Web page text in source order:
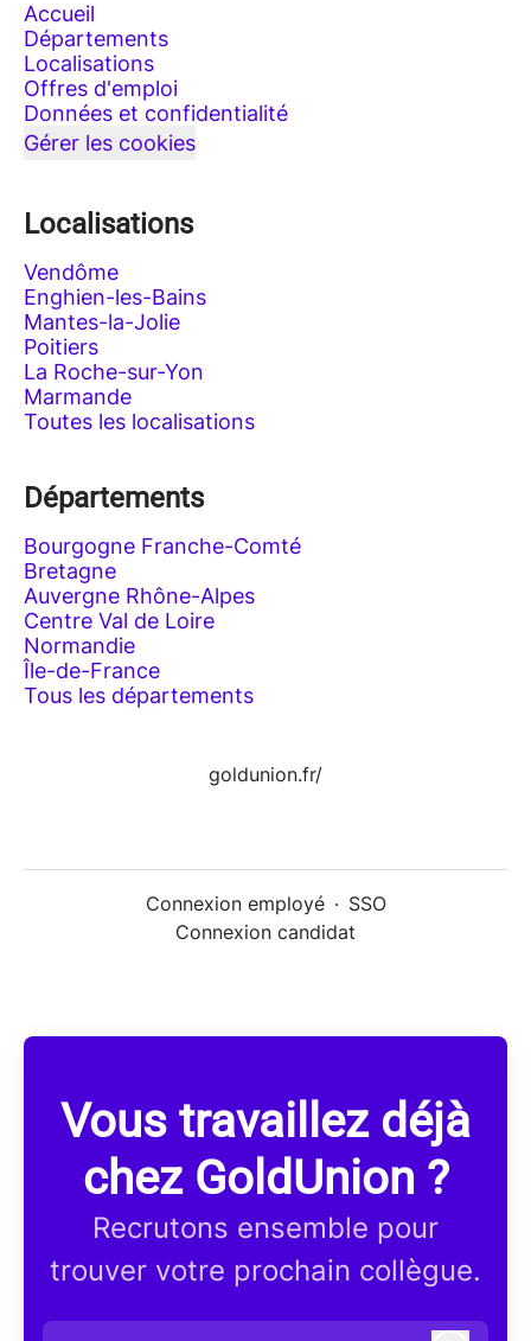
Accueil
Départements
Localisations
Offres d'emploi
Données et confidentialité
Gérer les cookies
Localisations
Vendôme
Enghien-les-Bains
Mantes-la-Jolie
Poitiers
La Roche-sur-Yon
Marmande
Toutes les localisations
Départements
Bourgogne Franche-Comté
Bretagne
Auvergne Rhône-Alpes
Centre Val de Loire
Normandie
Île-de-France
Tous les départements
goldunion.fr/
Connexion employé · SSO
Connexion candidat
Vous travaillez déjà
chez GoldUnion ?
Recrutons ensemble pour
trouver votre prochain collègue.